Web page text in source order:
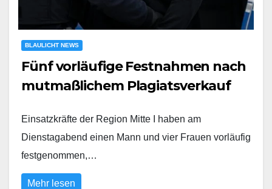
BLAULICHT NEWS
Fünf vorläufige Festnahmen nach
mutmaßlichem Plagiatsverkauf
Einsatzkräfte der Region Mitte I haben am
Dienstagabend einen Mann und vier Frauen vorläufig
festgenommen,…
Mehr lesen